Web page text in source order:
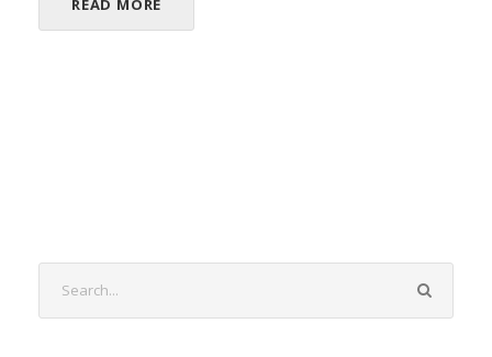
READ MORE